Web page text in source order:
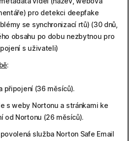
pro detekci deepfake
se synchronizací rtů) (30 dnů,
obsahu po dobu nezbytnou pro
s uživateli)
:
připojení (36 měsíců).
s weby Nortonu a stránkami ke
od Nortonu (26 měsíců).
služba Norton Safe Email